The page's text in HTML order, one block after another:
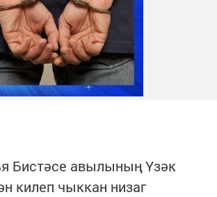
Бистәсе авылының Үзәк
килеп чыккан низаг